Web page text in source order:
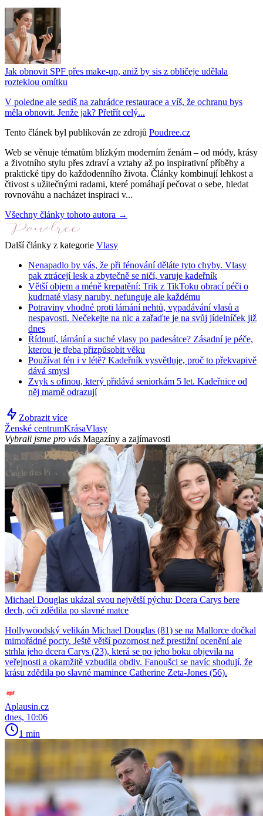
Jak obnovit SPF přes make-up, aniž by sis z obličeje udělala
rozteklou omítku
V poledne ale sedíš na zahrádce restaurace a víš, že ochranu bys
měla obnovit. Jenže jak? Přetřít celý...
Tento článek byl publikován ze zdrojů Poudree.cz
Web se věnuje tématům blízkým moderním ženám – od módy, krásy
a životního stylu přes zdraví a vztahy až po inspirativní příběhy a
praktické tipy do každodenního života. Články kombinují lehkost a
čtivost s užitečnými radami, které pomáhají pečovat o sebe, hledat
rovnováhu a nacházet inspiraci v...
Všechny články tohoto autora →
Další články z kategorie Vlasy
Nenapadlo by vás, že při fénování děláte tyto chyby. Vlasy
pak ztrácejí lesk a zbytečně se ničí, varuje kadeřník
Větší objem a méně krepatění: Trik z TikToku obrací péči o
kudrnaté vlasy naruby, nefunguje ale každému
Potraviny vhodné proti lámání nehtů, vypadávání vlasů a
nespavosti. Nečekejte na nic a zařaďte je na svůj jídelníček již
dnes
Řídnutí, lámání a suché vlasy po padesátce? Zásadní je péče,
kterou je třeba přizpůsobit věku
Používat fén i v létě? Kadeřník vysvětluje, proč to překvapivě
dává smysl
Zvyk s ofinou, který přidává seniorkám 5 let. Kadeřnice od
něj marně odrazují
Zobrazit více
Ženské centrumKrásaVlasy
Vybrali jsme pro vás Magazíny a zajímavosti
Michael Douglas ukázal svou největší pýchu: Dcera Carys bere
dech, oči zdědila po slavné matce
Hollywoodský velikán Michael Douglas (81) se na Mallorce dočkal
mimořádné pocty. Ještě větší pozornost než prestižní ocenění ale
strhla jeho dcera Carys (23), která se po jeho boku objevila na
veřejnosti a okamžitě vzbudila obdiv. Fanoušci se navíc shodují, že
krásu zdědila po slavné mamince Catherine Zeta-Jones (56).
Aplausin.cz
dnes, 10:06
1 min